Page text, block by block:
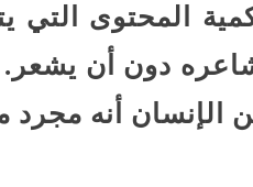
المحتوى
دون أن
أنه مجرد